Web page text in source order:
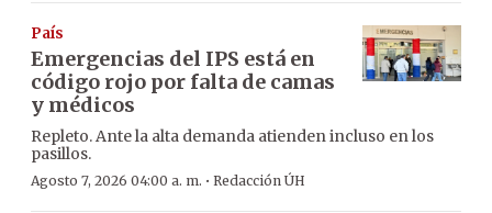
País
Emergencias del IPS está en
código rojo por falta de camas
y médicos
Repleto. Ante la alta demanda atienden incluso en los
pasillos.
Agosto 7, 2026 04:00 a. m. · Redacción ÚH